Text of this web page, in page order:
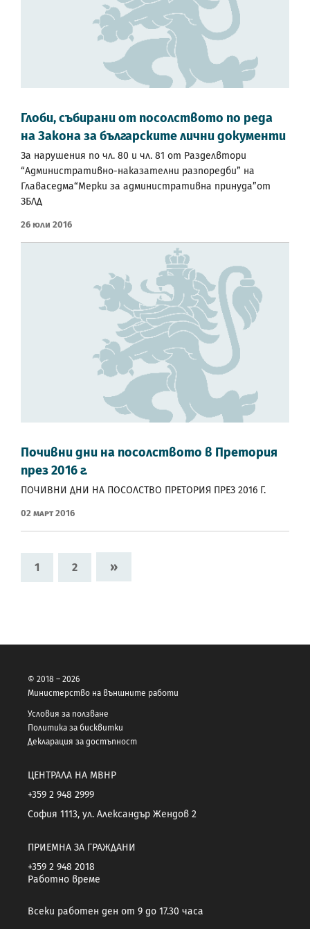
Глоби, събирани от посолството по реда
на Закона за българските лични документи
За нарушения по чл. 80 и чл. 81 от Разделвтори
“Административно-наказателни разпоредби” на
Главаседма“Мерки за административна принуда”от
ЗБЛД
26 Юли 2016
Почивни дни на посолството в Претория
през 2016 г.
ПОЧИВНИ ДНИ НА ПОСОЛСТВО ПРЕТОРИЯ ПРЕЗ 2016 Г.
02 Март 2016
1 2 »
© 2018 – 2026
Министерство на външните работи
Условия за ползване
Политика за бисквитки
Декларация за достъпност
ЦЕНТРАЛА НА МВНР
+359 2 948 2999
София 1113, ул. Александър Жендов 2
ПРИЕМНА ЗА ГРАЖДАНИ
+359 2 948 2018
Работно време
Всеки работен ден от 9 до 17.30 часа